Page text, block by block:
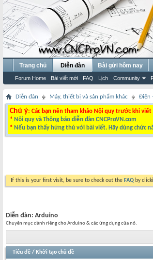
Trang chủ Diễn đàn
Forum Home Bài viết mới FAQ Lịch Community
Bài gửi hôm nay
Diễn đàn Máy, thiết bị và sản phẩm khác Điện
Chú ý: Các bạn nên tham khảo Nội quy trước khi
* Nội quy và Thông báo diễn đàn CNCProVN.com
* Nếu bạn thấy hứng thú với bài viết. Hãy dùng chức
If this is your first visit, be sure to check out the FAQ by
Diễn đàn: Arduino
Chuyên mục dành riêng cho Arduino & các ứng dụng của nó.
Tiêu đề / Khởi tạo chủ đề